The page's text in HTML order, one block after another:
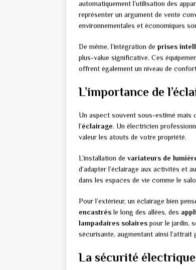
automatiquement l’utilisation des
représenter un argument de vente
environnementales et économiques
De même, l’intégration de prises
plus-value significative. Ces
offrent également un niveau de
L’importance de
Un aspect souvent sous-estimé mais
l’éclairage. Un électricien
valeur les atouts de votre propriété.
L’installation de variateurs de
d’adapter l’éclairage aux activités et
dans les espaces de vie comme le
Pour l’extérieur, un éclairage bien
encastrésle long des allées, des
lampadaires solairespour le jardin,
sécurisante, augmentant ainsi l’attrait
La sécurité